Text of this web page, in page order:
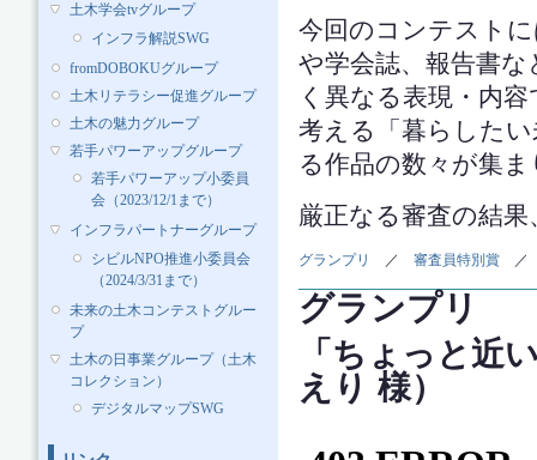
土木学会tvグループ
インフラ解説SWG
fromDOBOKUグループ
土木リテラシー促進グループ
土木の魅力グループ
若手パワーアップグループ
若手パワーアップ小委員
会（2023/12/1まで）
インフラパートナーグループ
シビルNPO推進小委員会
（2024/3/31まで）
未来の土木コンテストグルー
プ
土木の日事業グループ（土木
コレクション）
デジタルマップSWG
今回のコンテスト
や学会誌、報告書
く異なる表現・内
考える「暮らした
る作品の数々が集
厳正なる審査の結
グランプリ ／ 審査員特別賞
グランプリ
「ちょっと近
えり 様）